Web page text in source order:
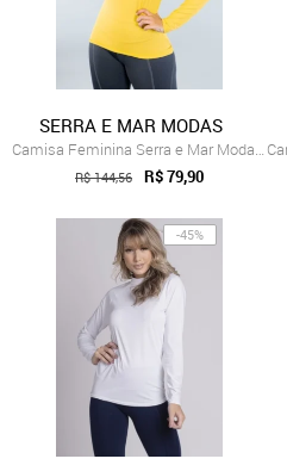
SERRA E MAR MODAS
Camisa Feminina Serra e Mar Modas Térmic...
R$ 144,56 R$ 79,90
-45%